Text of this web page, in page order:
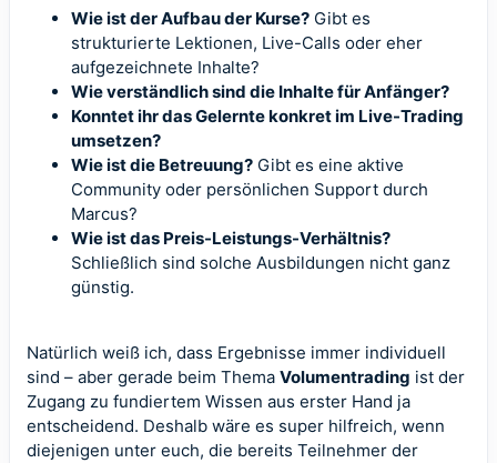
Wie ist der Aufbau der Kurse? Gibt es
strukturierte Lektionen, Live-Calls oder eher
aufgezeichnete Inhalte?
Wie verständlich sind die Inhalte für Anfänger?
Konntet ihr das Gelernte konkret im Live-Trading
umsetzen?
Wie ist die Betreuung? Gibt es eine aktive
Community oder persönlichen Support durch
Marcus?
Wie ist das Preis-Leistungs-Verhältnis?
Schließlich sind solche Ausbildungen nicht ganz
günstig.
Natürlich weiß ich, dass Ergebnisse immer individuell
sind – aber gerade beim Thema Volumentrading ist der
Zugang zu fundiertem Wissen aus erster Hand ja
entscheidend. Deshalb wäre es super hilfreich, wenn
diejenigen unter euch, die bereits Teilnehmer der